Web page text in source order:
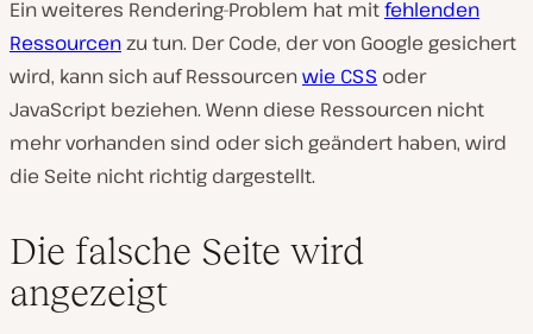
Ein weiteres Rendering-Problem hat mitfehlenden
Ressourcenzu tun. Der Code, der von Google gesichert
wird, kann sich auf Ressourcenwie CSS oder
JavaScript beziehen. Wenn diese Ressourcen nicht
mehr vorhanden sind oder sich geändert haben, wird
die Seite nicht richtig dargestellt.
Die falsche Seite wird
angezeigt